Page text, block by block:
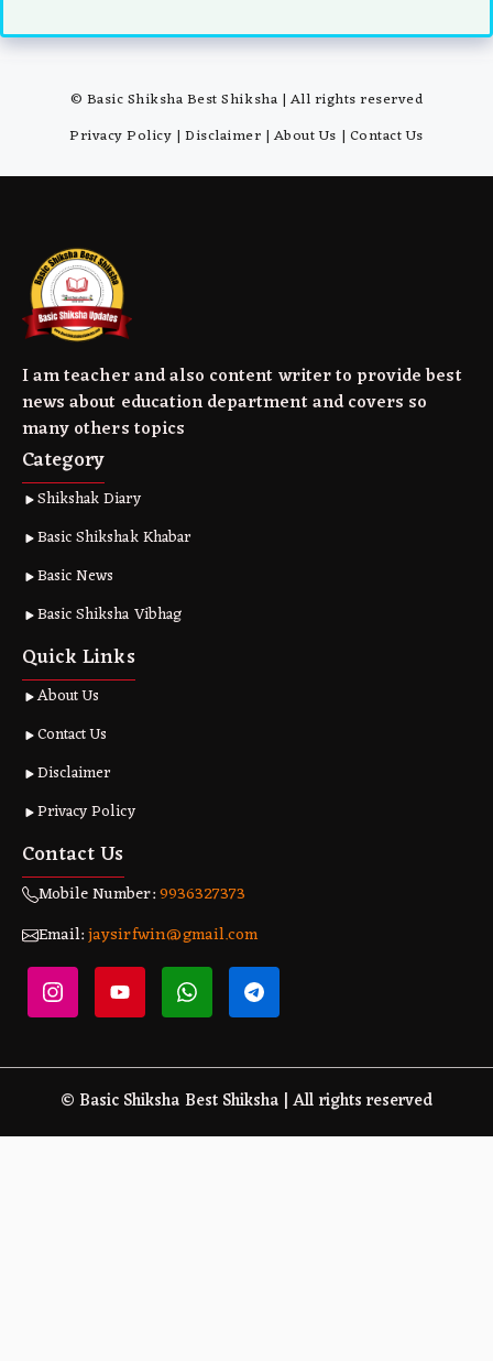
© Basic Shiksha Best Shiksha | All rights reserved
Privacy Policy |Disclaimer | About Us | Contact Us
I am teacher and also content writer to provide best
news about education department and covers so
many others topics
Category
Shikshak Diary
Basic Shikshak Khabar
Basic News
Basic Shiksha Vibhag
Quick Links
About Us
Contact Us
Disclaimer
Privacy Policy
Contact Us
Mobile Number:9936327373
Email:jaysirfwin@gmail.com
© Basic Shiksha Best Shiksha | All rights reserved